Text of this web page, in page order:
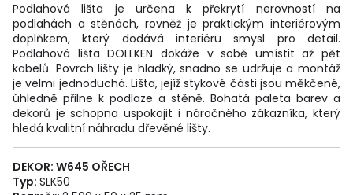
Podlahová lišta je určena k překrytí nerovností na
podlahách a stěnách, rovněž je praktickým interiérovým
doplňkem, který dodává interiéru smysl pro detail.
Podlahová lišta DOLLKEN dokáže v sobě umístit až pět
kabelů. Povrch lišty je hladký, snadno se udržuje a montáž
je velmi jednoduchá. Lišta, jejíž stykové části jsou měkčené,
úhledně přilne k podlaze a stěně. Bohatá paleta barev a
dekorů je schopna uspokojit i náročného zákazníka, který
hledá kvalitní náhradu dřevěné lišty.
DEKOR: W645 OŘECH
Typ: SLK50